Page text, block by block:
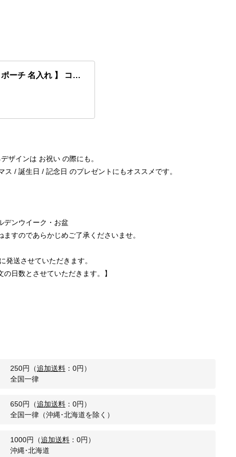
ーチ 名入れ 】 コス
ベルポーチ HT02U
ザインは お祝い の際にも。
/ 誕生日 / 記念日 のプレゼントにもオススメです。
デンウイーク・お盆
すのであらかじめご了承くださいませ。
送させていただきます。
日数とさせていただきます。】
250円 （追加送料 ： 0円）
全国一律
650円 （追加送料 ： 0円）
全国一律（沖縄･北海道を除く）
1000円 （追加送料 ： 0円）
沖縄･北海道